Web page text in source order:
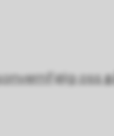
Følg oss